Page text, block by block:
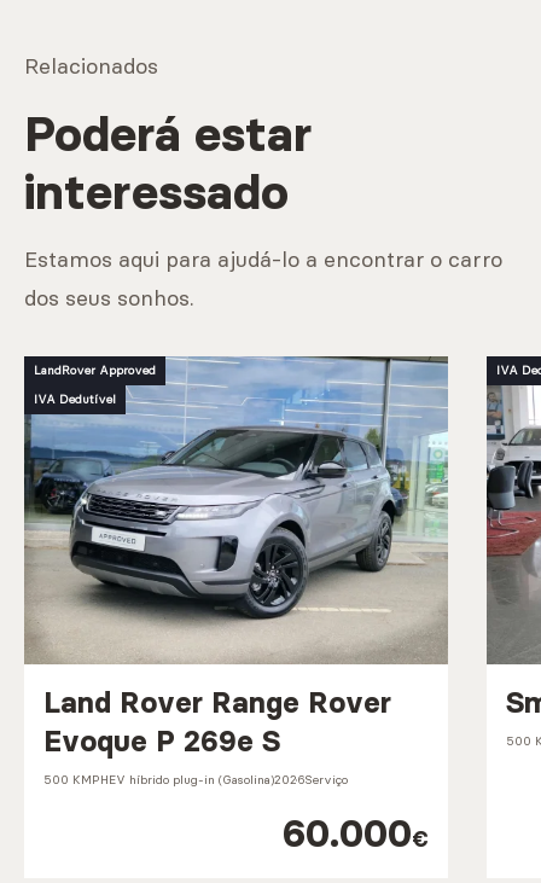
Relacionados
Poderá estar
interessado
Estamos aqui para ajudá-lo a encontrar o carro
dos seus sonhos.
LandRover Approved
IVA Dedutível
Land Rover Range Rover
Evoque P 269e S
500 KMPHEV híbrido plug-in (Gasolina)2026Serviço
60.000€
IVA
500